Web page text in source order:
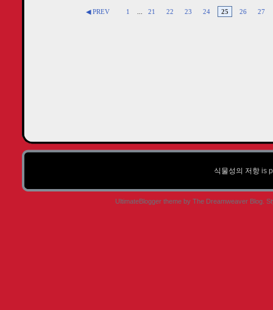
◀ PREV 1 21 22 23 24 25 26 27
식물성의 저항 is
UltimateBlogger theme by The Dreamweaver Blog.